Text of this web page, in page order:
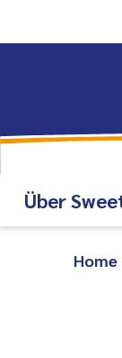
Über
Home